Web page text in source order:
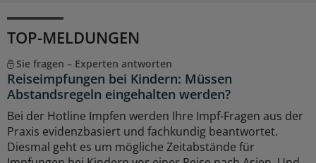
TOP-MELDUNGEN
Sie fragen – Experten antworten
Reiseimpfungen bei Kindern: Müssen
Abstandsregeln eingehalten werden?
Bei der Hotline Impfen werden Ihre Impf-Fragen aus der
Praxis evidenzbasiert und fachkundig beantwortet.
Diesmal geht es um mögliche Zeitabstände für